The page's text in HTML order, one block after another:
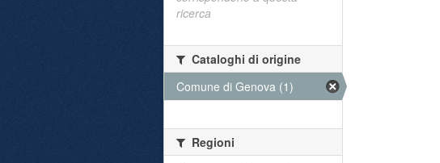
ricerca
Cataloghi di origine
Comune di Genova (1)
Regioni